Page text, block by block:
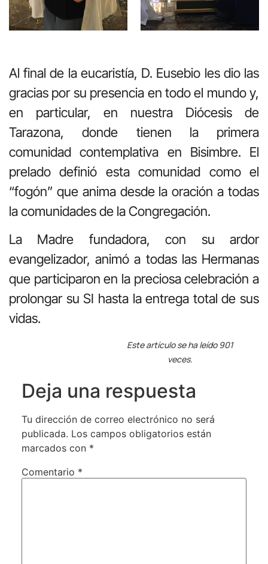
Al final de la eucaristía, D. Eusebio les dio las
gracias por su presencia en todo el mundo y,
en particular, en nuestra Diócesis de
Tarazona, donde tienen la primera
comunidad contemplativa en Bisimbre. El
prelado definió esta comunidad como el
“fogón” que anima desde la oración a todas
la comunidades de la Congregación.
La Madre fundadora, con su ardor
evangelizador, animó a todas las Hermanas
que participaron en la preciosa celebración a
prolongar su SI hasta la entrega total de sus
vidas.
Este artículo se ha leído 901
veces.
Deja una respuesta
Tu dirección de correo electrónico no será
publicada. Los campos obligatorios están
marcados con *
Comentario *